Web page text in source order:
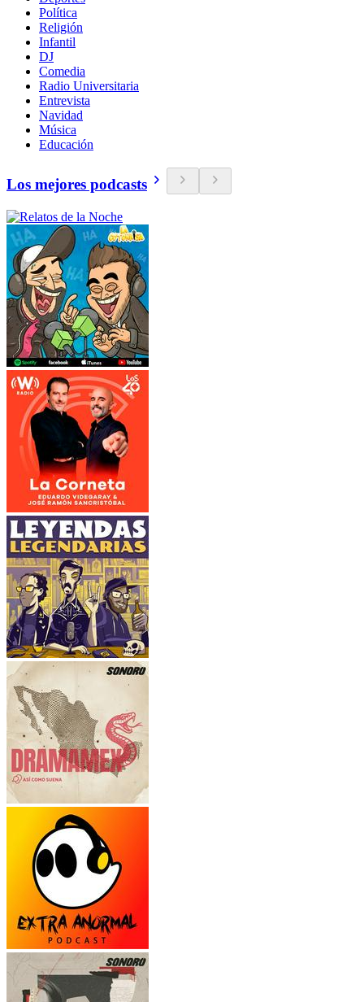
Política
Religión
Infantil
DJ
Comedia
Radio Universitaria
Entrevista
Navidad
Música
Educación
Los mejores podcasts